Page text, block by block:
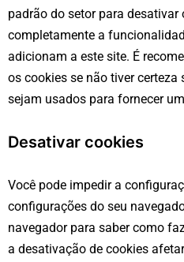
padrão do setor para
completamente a
adicionam a este site. É
os cookies se não tiver certeza
sejam usados ​​para fornecer
Desativar cookies
Você pode impedir a
configurações do seu
navegador para saber como
a desativação de cookies